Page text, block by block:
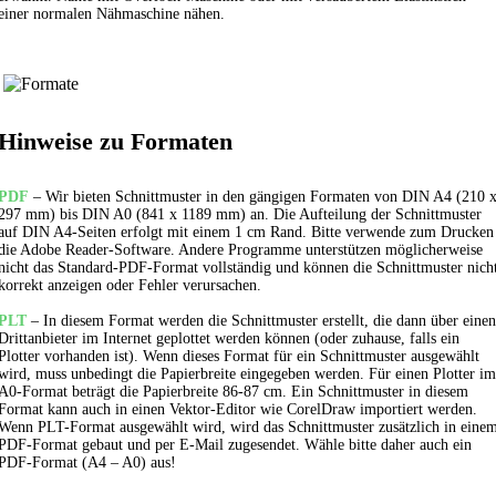
normalen Nähmaschine nähen.
zu Formaten
– Wir bieten Schnittmuster in den gängigen Formaten von DIN A4 (210 x
mm) bis DIN A0 (841 x 1189 mm) an. Die Aufteilung der Schnittmuster
DIN A4-Seiten erfolgt mit einem 1 cm Rand. Bitte verwende zum Drucken
Adobe Reader-Software. Andere Programme unterstützen möglicherweise
das Standard-PDF-Format vollständig und können die Schnittmuster
anzeigen oder Fehler verursachen.
– In diesem Format werden die Schnittmuster erstellt, die dann über einen
im Internet geplottet werden können (oder zuhause, falls ein
vorhanden ist). Wenn dieses Format für ein Schnittmuster ausgewählt
muss unbedingt die Papierbreite eingegeben werden. Für einen Plotter im
Format beträgt die Papierbreite 86-87 cm. Ein Schnittmuster in diesem
kann auch in einen Vektor-Editor wie CorelDraw importiert werden.
PLT-Format ausgewählt wird, wird das Schnittmuster zusätzlich in
Format gebaut und per E-Mail zugesendet. Wähle bitte daher auch ein
Format (A4 – A0) aus!